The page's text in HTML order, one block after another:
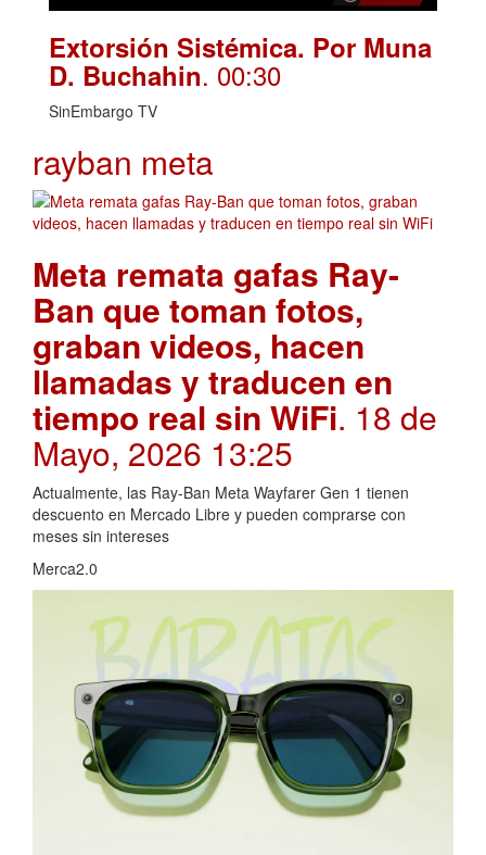
Extorsión Sistémica. Por Muna
D. Buchahin. 00:30
SinEmbargo TV
rayban meta
Meta remata gafas Ray-
Ban que toman fotos,
graban videos, hacen
llamadas y traducen en
tiempo real sin WiFi. 18 de
Mayo, 2026 13:25
Actualmente, las Ray-Ban Meta Wayfarer Gen 1 tienen
descuento en Mercado Libre y pueden comprarse con
meses sin intereses
Merca2.0